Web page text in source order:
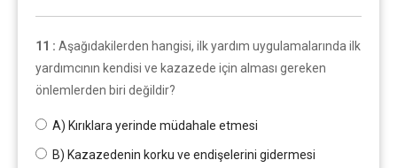
11 : Aşağıdakilerden hangisi, ilk yardım uygulamalarında ilk
yardımcının kendisi ve kazazede için alması gereken
önlemlerden biri değildir?
A) Kırıklara yerinde müdahale etmesi
B) Kazazedenin korku ve endişelerini gidermesi